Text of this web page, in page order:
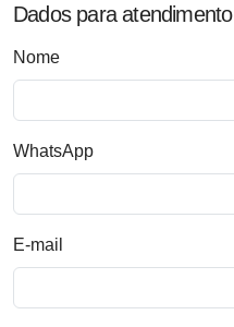
Dados para atendimento
Nome
WhatsApp
E-mail